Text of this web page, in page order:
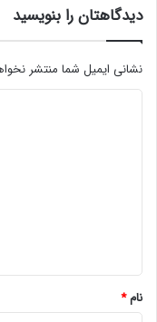
دیدگاهتان را بنویسید
نشانی ایمیل شما منتشر
نام*